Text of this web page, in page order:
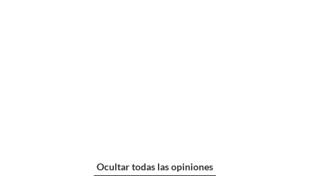
Ocultar todas las opiniones